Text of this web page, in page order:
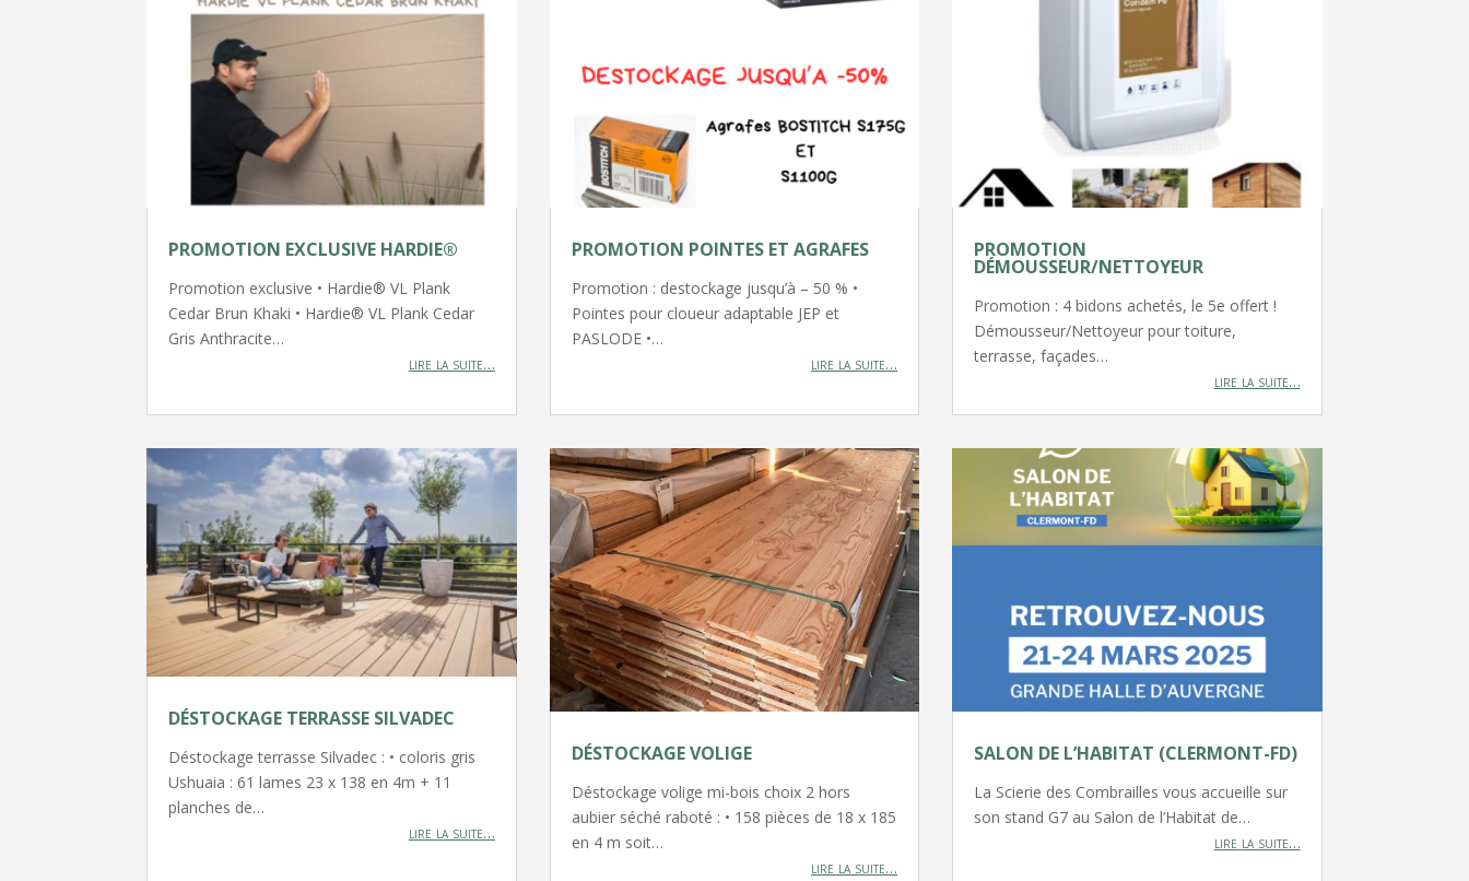
PROMOTION EXCLUSIVE HARDIE®
Promotion exclusive • Hardie® VL Plank
Cedar Brun Khaki • Hardie® VL Plank Cedar
Gris Anthracite…
lire la suite…
PROMOTION POINTES ET AGRAFES
Promotion : destockage jusqu’à – 50 % •
Pointes pour cloueur adaptable JEP et
PASLODE •…
lire la suite…
PROMOTION
DÉMOUSSEUR/NETTOYEUR
Promotion : 4 bidons achetés, le 5e offert !
Démousseur/Nettoyeur pour toiture,
terrasse, façades…
lire la suite…
DÉSTOCKAGE TERRASSE SILVADEC
Déstockage terrasse Silvadec : • coloris gris
Ushuaia : 61 lames 23 x 138 en 4m + 11
planches de…
lire la suite…
DÉSTOCKAGE VOLIGE
Déstockage volige mi-bois choix 2 hors
aubier séché raboté : • 158 pièces de 18 x 185
en 4 m soit…
lire la suite…
SALON DE L’HABITAT (CLERMONT-FD)
La Scierie des Combrailles vous accueille sur
son stand G7 au Salon de l’Habitat de…
lire la suite…